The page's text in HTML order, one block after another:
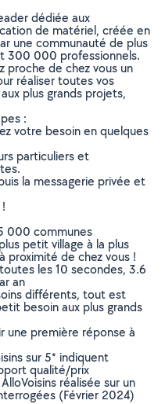
dédiée aux
de matériel, créée en
une communauté de plus
300 000 professionnels.
proche de chez vous un
réaliser toutes vos
plus grands projets,
:
votre besoin en quelques
particuliers et
la messagerie privée et
000 communes
petit village à la plus
proximité de chez vous !
les 10 secondes, 3.6
an
différents, tout est
besoin aux plus grands
une première réponse à
sur 5* indiquent
qualité/prix
réalisée sur un
(Février 2024)